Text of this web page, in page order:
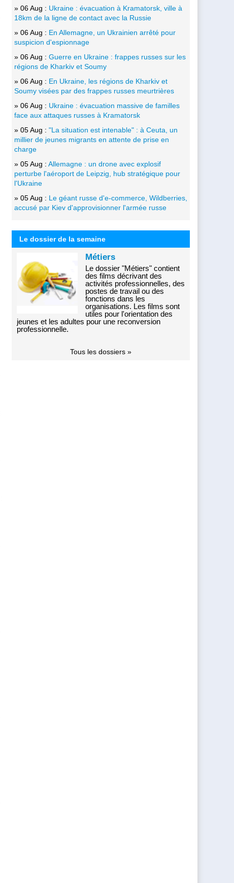
» 06 Aug : Ukraine : évacuation à Kramatorsk, ville à
18km de la ligne de contact avec la Russie
» 06 Aug : En Allemagne, un Ukrainien arrêté pour
suspicion d'espionnage
» 06 Aug : Guerre en Ukraine : frappes russes sur les
régions de Kharkiv et Soumy
» 06 Aug : En Ukraine, les régions de Kharkiv et
Soumy visées par des frappes russes meurtrières
» 06 Aug : Ukraine : évacuation massive de familles
face aux attaques russes à Kramatorsk
» 05 Aug : "La situation est intenable" : à Ceuta, un
millier de jeunes migrants en attente de prise en
charge
» 05 Aug : Allemagne : un drone avec explosif
perturbe l'aéroport de Leipzig, hub stratégique pour
l'Ukraine
» 05 Aug : Le géant russe d'e-commerce, Wildberries,
accusé par Kiev d'approvisionner l'armée russe
Le dossier de la semaine
Métiers
Le dossier "Métiers" contient
des films décrivant des
activités professionnelles, des
postes de travail ou des
fonctions dans les
organisations. Les films sont
utiles pour l'orientation des
jeunes et les adultes pour une reconversion
professionnelle.
Tous les dossiers »